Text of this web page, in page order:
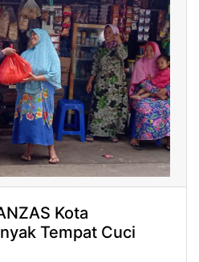
Kota
Tempat Cuci